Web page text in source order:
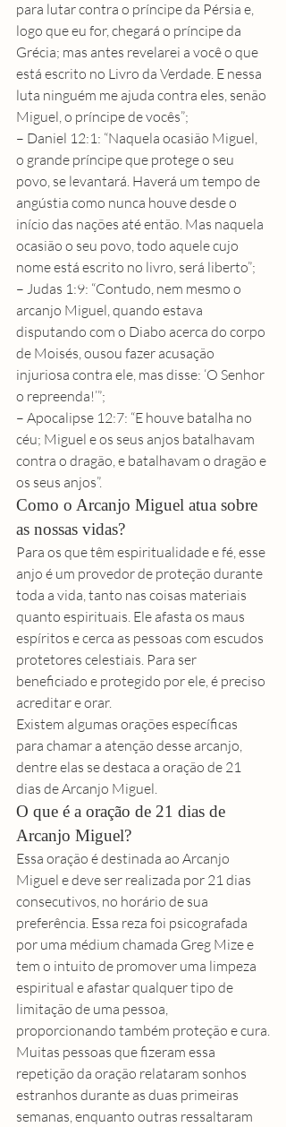
para lutar contra o príncipe da Pérsia e,
logo que eu for, chegará o príncipe da
Grécia; mas antes revelarei a você o que
está escrito no Livro da Verdade. E nessa
luta ninguém me ajuda contra eles, senão
Miguel, o príncipe de vocês”;
– Daniel 12:1: “Naquela ocasião Miguel,
o grande príncipe que protege o seu
povo, se levantará. Haverá um tempo de
angústia como nunca houve desde o
início das nações até então. Mas naquela
ocasião o seu povo, todo aquele cujo
nome está escrito no livro, será liberto”;
– Judas 1:9: “Contudo, nem mesmo o
arcanjo Miguel, quando estava
disputando com o Diabo acerca do corpo
de Moisés, ousou fazer acusação
injuriosa contra ele, mas disse: ‘O Senhor
o repreenda!’”;
– Apocalipse 12:7: “E houve batalha no
céu; Miguel e os seus anjos batalhavam
contra o dragão, e batalhavam o dragão e
os seus anjos”.
Como o Arcanjo Miguel atua sobre
as nossas vidas?
Para os que têm espiritualidade e fé, esse
anjo é um provedor de proteção durante
toda a vida, tanto nas coisas materiais
quanto espirituais. Ele afasta os maus
espíritos e cerca as pessoas com escudos
protetores celestiais. Para ser
beneficiado e protegido por ele, é preciso
acreditar e orar.
Existem algumas orações específicas
para chamar a atenção desse arcanjo,
dentre elas se destaca a oração de 21
dias de Arcanjo Miguel.
O que é a oração de 21 dias de
Arcanjo Miguel?
Essa oração é destinada ao Arcanjo
Miguel e deve ser realizada por 21 dias
consecutivos, no horário de sua
preferência. Essa reza foi psicografada
por uma médium chamada Greg Mize e
tem o intuito de promover uma limpeza
espiritual e afastar qualquer tipo de
limitação de uma pessoa,
proporcionando também proteção e cura.
Muitas pessoas que fizeram essa
repetição da oração relataram sonhos
estranhos durante as duas primeiras
semanas, enquanto outras ressaltaram